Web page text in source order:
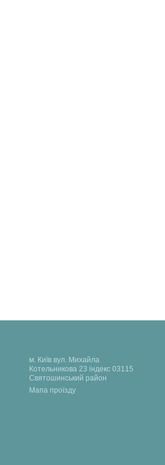
м. Київ вул. Михайла
Котельникова 23 індекс 03115
Святошинський район
Мапа проїзду